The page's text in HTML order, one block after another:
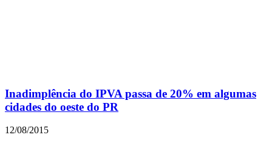
Inadimplência do IPVA passa de 20% em algumas
cidades do oeste do PR
12/08/2015